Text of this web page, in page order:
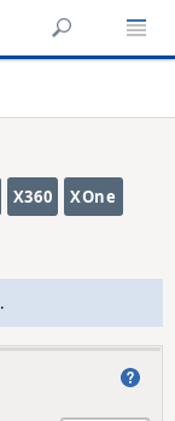
X360 XOne